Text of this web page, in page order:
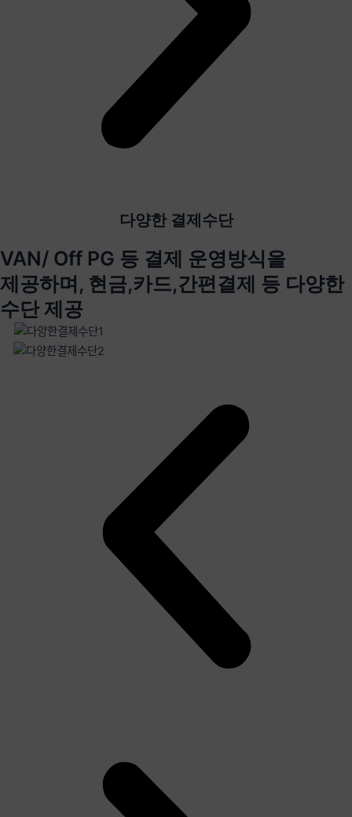
다양한 결제수단
VAN/ Off PG 등 결제 운영방식을
제공하며, 현금,카드,간편결제 등 다양한
수단 제공